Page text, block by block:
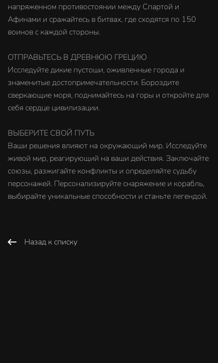
напряженном противостоянии между Спартой и
Афинами и сражайтесь в битвах, где сходятся по 150
воинов с каждой стороны.
ОТПРАВЬТЕСЬ В ДРЕВНЮЮ ГРЕЦИЮ
Исследуйте дикие пустоши, оживленные города и
знаменитые достопримечательности. Бороздите
сверкающие моря, поднимайтесь на горы и откройте для
себя сердце цивилизации.
ВЫБЕРИТЕ СВОЙ ПУТЬ
Ваши решения влияют на окружающий мир. Исследуйте
живой мир, реагирующий на ваши действия. Заключайте
союзы, разжигайте конфликты и определяйте судьбу
персонажей. Персонализируйте снаряжение и корабль,
выбирайте уникальные способности и станьте легендой.
Назад к списку